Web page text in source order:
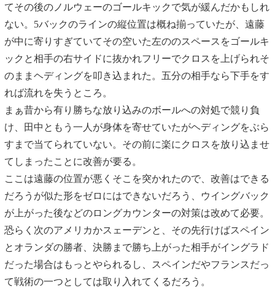
てその後のノルウェーのゴールキックで気が緩んだかもしれ
ない。5バックのラインの縦位置は概ね揃っていたが、遠藤
が中に寄りすぎていてその空いた左ののスペースをゴールキ
ックと相手の右サイドに抜かれフリーでクロスを上げられそ
のままヘディングを叩き込まれた。五分の相手なら下手をす
れば流れを失うところ。
まぁ昔から有り勝ちな放り込みのボールへの対処で競り負
け、田中ともう一人が身体を寄せていたがヘディングをぶら
すまで当てられていない。その前に楽にクロスを放り込ませ
てしまったことに改善が要る。
ここは遠藤の位置が悪くそこを突かれたので、改善はできる
だろうが似た形をゼロにはできないだろう、ウイングバック
が上がった後などのロングカウンターの対策は改めて必要。
恐らく次のアメリカかスェーデンと、その先行けばスペイン
とオランダの勝者、決勝まで勝ち上がった相手がイングラド
だった場合はもっとやられるし、スペインだやフランスだっ
て戦術の一つとしては取り入れてくるだろう。